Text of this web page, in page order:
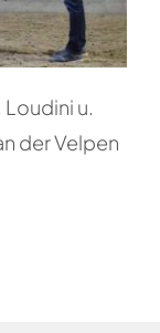
u.
der Velpen